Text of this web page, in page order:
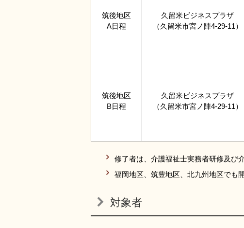
筑後地区
A日程
久留米ビジネスプラザ
（久留米市宮ノ陣4-29-11）
筑後地区
B日程
久留米ビジネスプラザ
（久留米市宮ノ陣4-29-11）
修了者は、介護福祉士実務者研修及び
福岡地区、筑豊地区、北九州地区でも
対象者